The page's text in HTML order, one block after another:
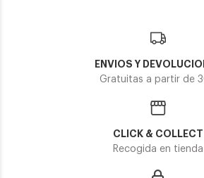
ENVIOS Y
Gratuitas a partir de
CLICK & COLLECT
Recogida en tienda